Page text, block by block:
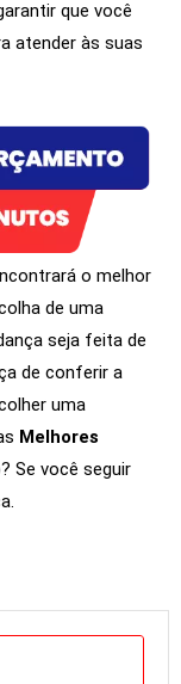
que você
atender às suas
o melhor
de uma
seja feita de
de conferir a
uma
Melhores
? Se você seguir